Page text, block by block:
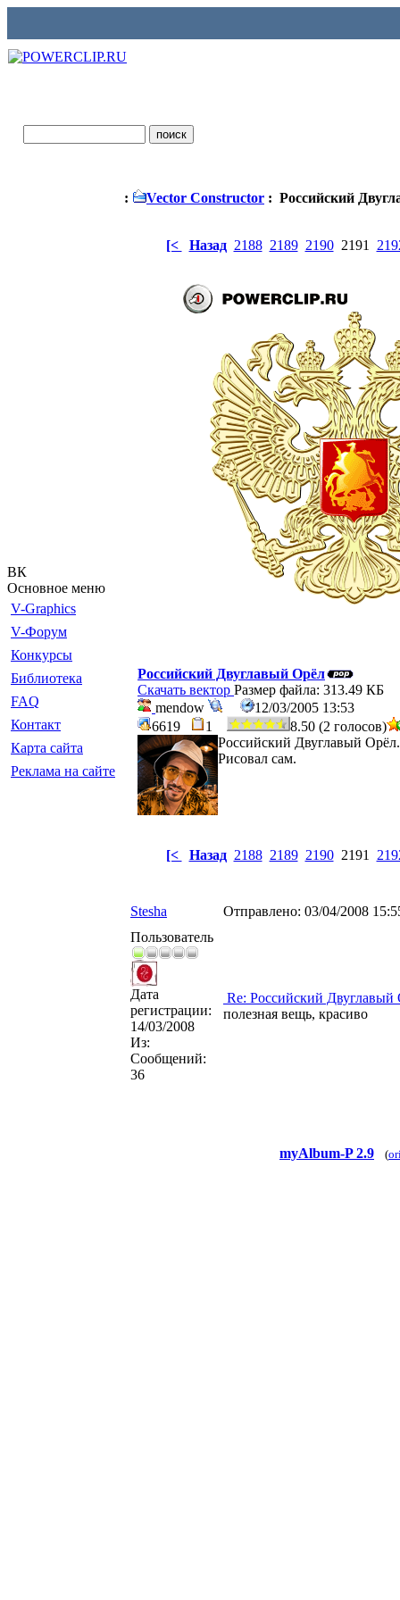
ВК
Основное меню
V-Graphics
V-Форум
Конкурсы
Библиотека
FAQ
Контакт
Карта сайта
Реклама на сайте
: Vector Constructor : Российский
[< Назад 2188 2189 21902191
Российский Двуглавый Орёл
Скачать вектор Размер файла: 313.49 КБ
mendow
12/03/2005 13:53
6619
1
8.50 (2 голосов)
Российский Двуглавый Орёл.
Рисовал сам.
[< Назад 2188 2189 21902191
Stesha Отправлено: 03/04/2008
Пользователь
Дата
регистрации:
14/03/2008
Из:
Сообщений:
36
Re: Российский Двуглавый
полезная вещь, красиво
myAlbum-P 2.9 (